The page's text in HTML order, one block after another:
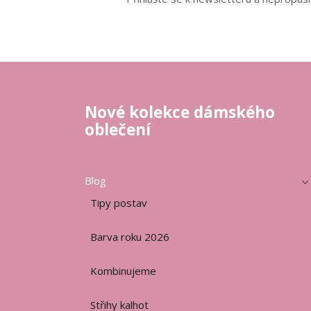
Nové kolekce dámského
oblečení
Blog
Tipy postav
Barva roku 2026
Kombinujeme
Střihy kalhot